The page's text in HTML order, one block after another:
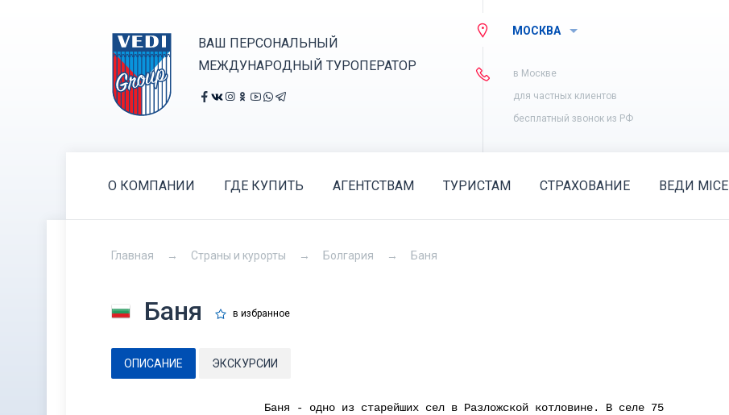
ВАШ ПЕРСОНАЛЬНЫЙ
МЕЖДУНАРОДНЫЙ ТУРОПЕРАТОР
МОСКВА
в Москве
для частных клиентов
бесплатный звонок из РФ
О КОМПАНИИ ГДЕ КУПИТЬ АГЕНТСТВАМ ТУРИСТАМ СТРАХОВАНИЕ ВЕДИ MICE
Главная Страны и курорты Болгария Баня
Баня в избранное
ОПИСАНИЕ ЭКСКУРСИИ
Баня - одно из старейших сел в Разложской котловине. В селе 75